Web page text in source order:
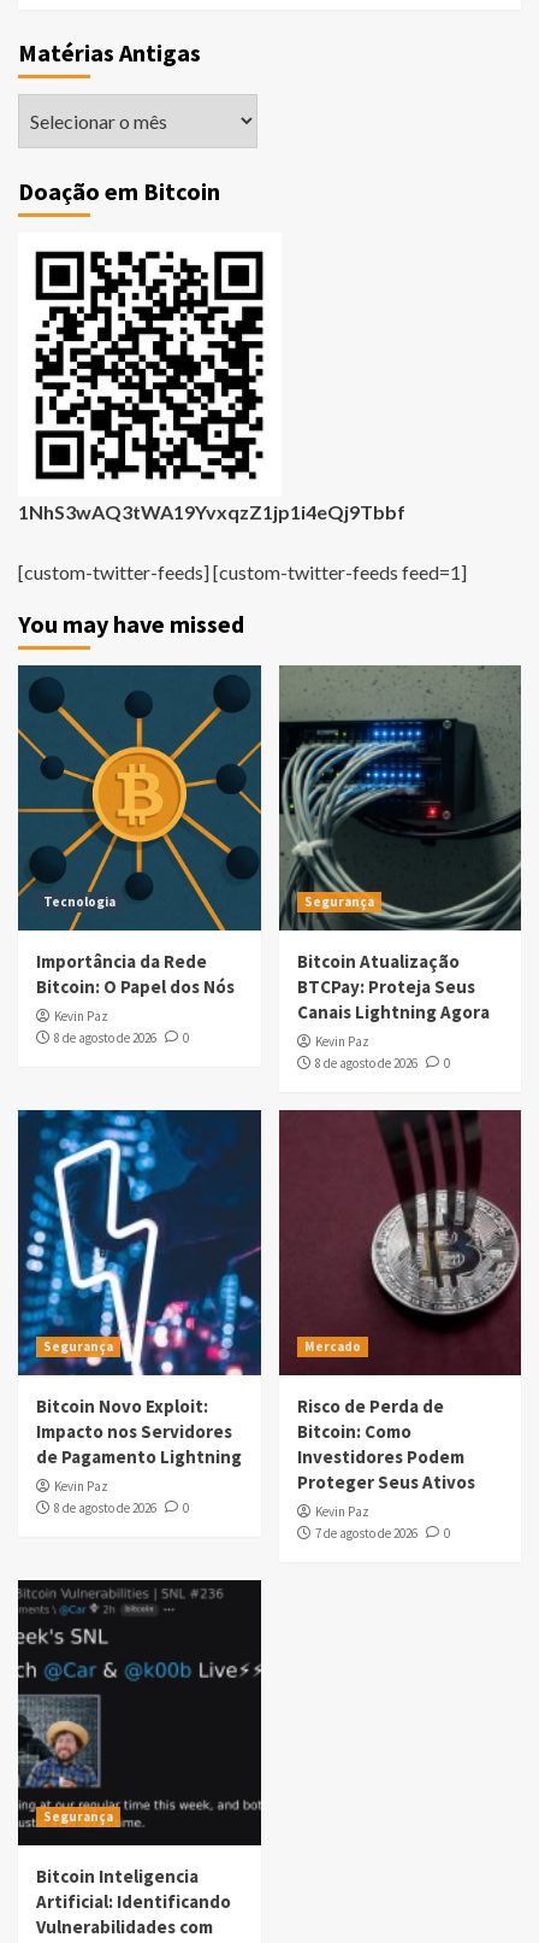
Matérias Antigas
Doação em Bitcoin
1NhS3wAQ3tWA19YvxqzZ1jp1i4eQj9Tbbf
[custom-twitter-feeds] [custom-twitter-feeds feed=1]
You may have missed
Tecnologia
Importância da Rede
Bitcoin: O Papel dos Nós
Kevin Paz
8 de agosto de 2026
0
Segurança
Bitcoin Atualização
BTCPay: Proteja Seus
Canais Lightning Agora
Kevin Paz
8 de agosto de 2026
0
Segurança
Bitcoin Novo Exploit:
Impacto nos Servidores
de Pagamento Lightning
Kevin Paz
8 de agosto de 2026
0
Mercado
Risco de Perda de
Bitcoin: Como
Investidores Podem
Proteger Seus Ativos
Kevin Paz
7 de agosto de 2026
0
Segurança
Bitcoin Inteligencia
Artificial: Identificando
Vulnerabilidades com